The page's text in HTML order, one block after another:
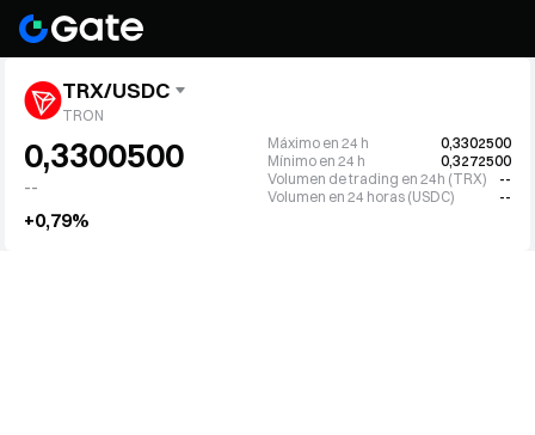
TRX/USDC
TRON
0,3300500
--
+0,79%
Máximo en 24 h
0,3302500
Mínimo en 24 h
0,3272500
Volumen de trading en 24h (TRX)
--
Volumen en 24 horas (USDC)
--